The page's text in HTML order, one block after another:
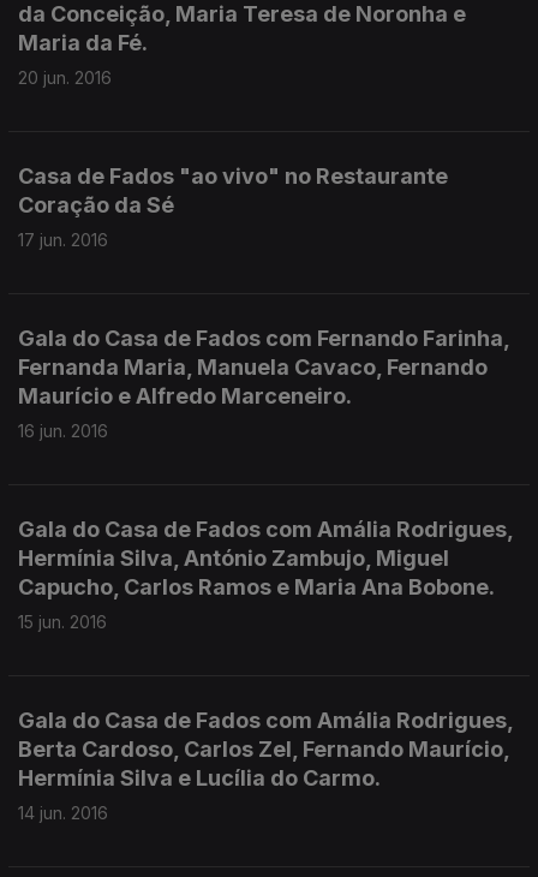
da Conceição, Maria Teresa de Noronha e
Maria da Fé.
20 jun. 2016
Casa de Fados "ao vivo" no Restaurante
Coração da Sé
17 jun. 2016
Gala do Casa de Fados com Fernando Farinha,
Fernanda Maria, Manuela Cavaco, Fernando
Maurício e Alfredo Marceneiro.
16 jun. 2016
Gala do Casa de Fados com Amália Rodrigues,
Hermínia Silva, António Zambujo, Miguel
Capucho, Carlos Ramos e Maria Ana Bobone.
15 jun. 2016
Gala do Casa de Fados com Amália Rodrigues,
Berta Cardoso, Carlos Zel, Fernando Maurício,
Hermínia Silva e Lucília do Carmo.
14 jun. 2016